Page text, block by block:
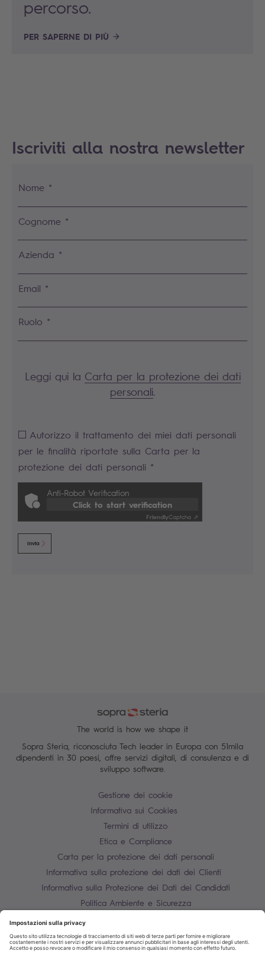
percorso.
PER SAPERNE DI PIÙ
Iscriviti alla nostra newsletter
Nome *
Cognome *
Azienda *
Email *
Ruolo *
Leggi qui la Carta per la protezione dei dati
personali.
Autorizzo il trattamento dei miei dati personali
per le finalità riportate sulla Carta per la
protezione dei dati personali *
Anti-Robot Verification
Click to start verification
FriendlyCaptcha ⇗
Invia
The world is how we shape it
Sopra Steria, riconosciuta Tech leader in Europa con 51mila
dipendenti in 30 paesi, offre servizi digitali, di consulenza e di
sviluppo software.
Gestione dei cookie
Informativa sui Cookies
Termini di utilizzo
Etica e Compliance
Carta per la protezione dei dati personali
Informativa sulla protezione dei dati dei Clienti
Informativa sulla Protezione dei Dati dei Candidati
Politica Ambiente e Sicurezza
Contatti
P.IVA 10850910158